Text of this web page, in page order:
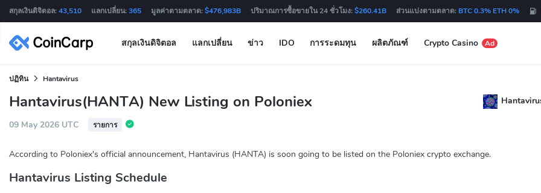
สกุลเงินดิจิตอล: 43,510 แลกเปลี่ยน: 365 มูลค่าตามตลาด: $476,983B ปริมาณการซื้อขายใน 24 ชั่วโมง: $260.41B ส่วนแบ่งตามตลาด: BTC 0.3% ETH 0%
สกุลเงินดิจิตอล แลกเปลี่ยน ข่าว IDO การระดมทุน ผลิตภัณฑ์ Crypto Casino Ad
ปฏิทิน Hantavirus
Hantavirus(HANTA) New Listing on Poloniex
09 May 2026 UTC
รายการ
According to Poloniex's official announcement, Hantavirus (HANTA) is soon going to be listed on the Poloniex crypto exchange.
Hantavirus Listing Schedule